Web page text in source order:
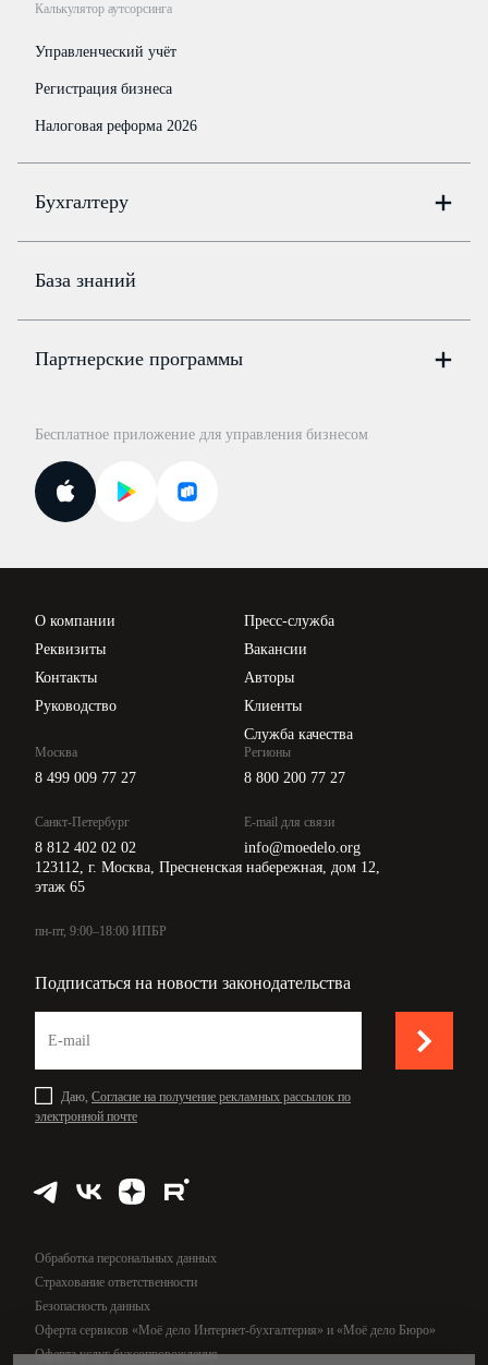
Калькулятор аутсорсинга
Управленческий учёт
Регистрация бизнеса
Налоговая реформа 2026
Бухгалтеру
Цены
Бюро
Консультации по учёту и налогам
Курсы повышения квалификации
Госпроверки
Поиск ответа на вопрос
Новости законодательства
База знаний
Партнерские программы
Для самозанятых
Бесплатное приложение для управления бизнесом
О компании
Реквизиты
Контакты
Руководство
Пресс-служба
Вакансии
Авторы
Клиенты
Служба качества
Москва
8 499 009 77 27
Санкт-Петербург
8 812 402 02 02
Регионы
8 800 200 77 27
E-mail для связи
info@moedelo.org
123112, г. Москва, Пресненская набережная, дом 12,
этаж 65
пн-пт, 9:00–18:00 ИПБР
Подписаться на новости законодательства
Даю, Согласие на получение рекламных рассылок по
электронной почте
Обработка персональных данных
Страхование ответственности
Безопасность данных
Оферта сервисов «Моё дело Интернет-бухгалтерия» и «Моё дело Бюро»
Оферта услуг бухсопровождения